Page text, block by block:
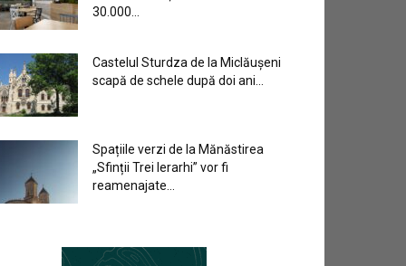
30.000...
Castelul Sturdza de la Miclăușeni
scapă de schele după doi ani...
Spațiile verzi de la Mănăstirea
„Sfinții Trei Ierarhi” vor fi
reamenajate...